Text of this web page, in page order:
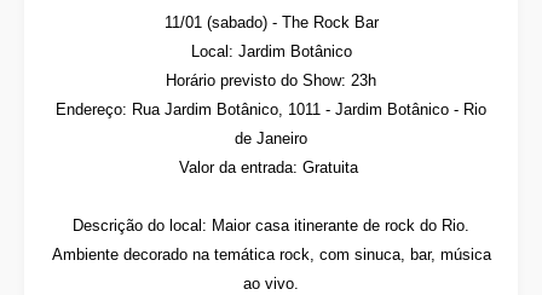
11/01 (sabado) - The Rock Bar
Local: Jardim Botânico
Horário previsto do Show: 23h
Endereço: Rua Jardim Botânico, 1011 - Jardim Botânico - Rio
de Janeiro
Valor da entrada: Gratuita
Descrição do local: Maior casa itinerante de rock do Rio.
Ambiente decorado na temática rock, com sinuca, bar, música
ao vivo.